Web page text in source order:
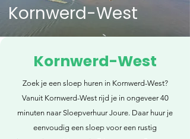
Kornwerd-West
Kornwerd-West
Zoek je een sloep huren in Kornwerd-West?
Vanuit Kornwerd-West rijd je in ongeveer 40
minuten naar Sloepverhuur Joure. Daar huur je
eenvoudig een sloep voor een rustig